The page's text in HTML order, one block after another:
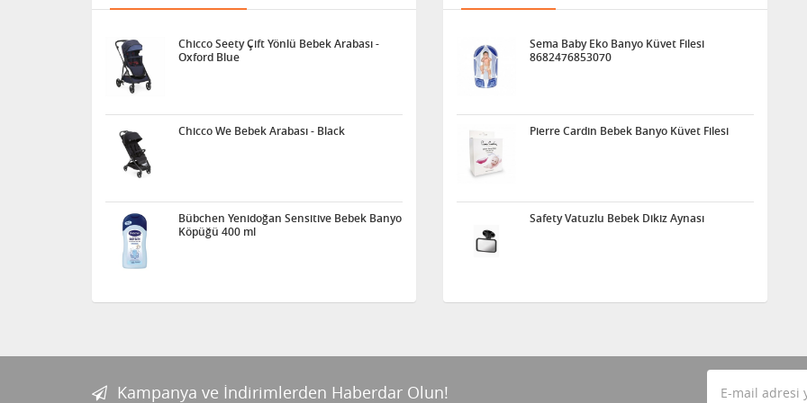
Chicco Seety Çift Yönlü Bebek Arabası -
Oxford Blue
Chicco We Bebek Arabası - Black
Bübchen Yenidoğan Sensitive Bebek Banyo
Köpüğü 400 ml
Sema Baby Eko Banyo Küvet Filesi
8682476853070
Pierre Cardin Bebek Banyo Küvet Filesi
Safety Vatuzlu Bebek Dikiz Aynası
Kampanya ve İndirimlerden Haberdar Olun!